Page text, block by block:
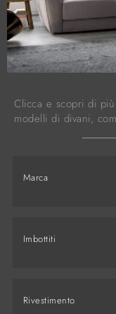
Marca
Imbottiti
Rivestimento
Clicca e scopri di
modelli di divani,